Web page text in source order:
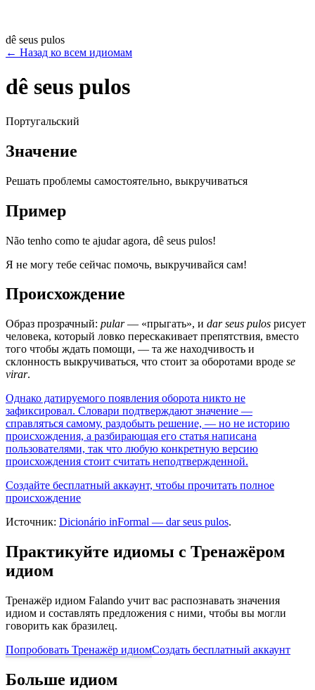
dê seus pulos
← Назад ко всем идиомам
dê seus pulos
Португальский
Значение
Решать проблемы самостоятельно, выкручиваться
Пример
Não tenho como te ajudar agora, dê seus pulos!
Я не могу тебе сейчас помочь, выкручивайся сам!
Происхождение
Образ прозрачный: pular— «прыгать», и dar seus pulos рисует
человека, который ловко перескакивает препятствия, вместо
того чтобы ждать помощи, — та же находчивость и
склонность выкручиваться, что стоит за оборотами вроде se
virar.
Однако датируемого появления оборота никто не
зафиксировал. Словари подтверждают значение —
справляться самому, раздобыть решение, — но не историю
происхождения, а разбирающая его статья написана
пользователями, так что любую конкретную версию
происхождения стоит считать неподтвержденной.
Создайте бесплатный аккаунт, чтобы прочитать полное
происхождение
Источник: Dicionário inFormal — dar seus pulos.
Практикуйте идиомы с Тренажёром
идиом
Тренажёр идиом Falando учит вас распознавать значения
идиом и составлять предложения с ними, чтобы вы могли
говорить как бразилец.
Попробовать Тренажёр идиомСоздать бесплатный аккаунт
Больше идиом